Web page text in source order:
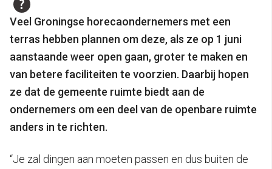
Veel Groningse horecaondernemers met een
terras hebben plannen om deze, als ze op 1 juni
aanstaande weer open gaan, groter te maken en
van betere faciliteiten te voorzien. Daarbij hopen
ze dat de gemeente ruimte biedt aan de
ondernemers om een deel van de openbare ruimte
anders in te richten.
“Je zal dingen aan moeten passen en dus buiten de